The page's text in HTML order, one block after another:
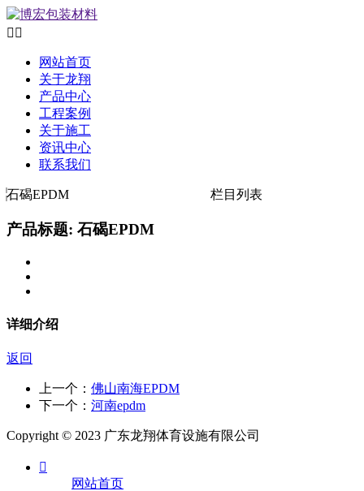
 
网站首页
关于龙翔
产品中心
工程案例
关于施工
资讯中心
联系我们
石碣EPDM 栏目列表
产品标题: 石碣EPDM
详细介绍
返回
上一个： 佛山南海EPDM
下一个： 河南epdm
Copyright © 2023 广东龙翔体育设施有限公司

网站首页